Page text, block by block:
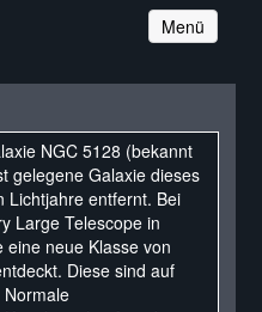
Navigation
Menü